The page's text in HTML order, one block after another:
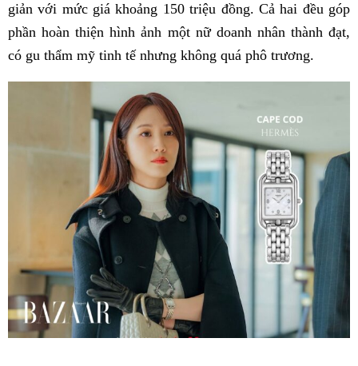
giản với mức giá khoảng 150 triệu đồng. Cả hai đều góp
phần hoàn thiện hình ảnh một nữ doanh nhân thành đạt,
có gu thẩm mỹ tinh tế nhưng không quá phô trương.